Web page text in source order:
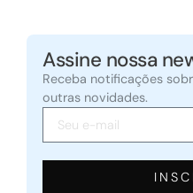
Assine nossa
Receba notificações
outras novidades.